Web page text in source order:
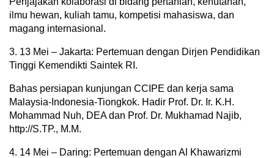
ilmu hewan, kuliah tamu, kompetisi mahasiswa, dan
magang internasional.
3. 13 Mei – Jakarta: Pertemuan dengan Dirjen Pendidikan
Tinggi Kemendikti Saintek RI.
Bahas persiapan kunjungan CCIPE dan kerja sama
Malaysia-Indonesia-Tiongkok. Hadir Prof. Dr. Ir. K.H.
Mohammad Nuh, DEA dan Prof. Dr. Mukhamad Najib,
http://S.TP., M.M.
4. 14 Mei – Daring: Pertemuan dengan Al Khawarizmi